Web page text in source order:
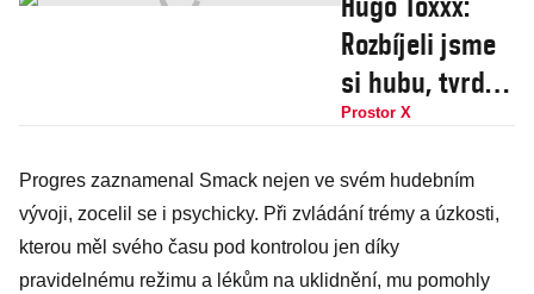
Rozbíjeli jsme
si hubu, tvrdé
drogy byly
ale zničily by
mě. Dělám, co
jsem si přál
Prostor X
Progres zaznamenal Smack nejen ve svém hudebním
vývoji, zocelil se i psychicky. Při zvládání trémy a úzkosti,
kterou měl svého času pod kontrolou jen díky
pravidelnému režimu a lékům na uklidnění, mu pomohly